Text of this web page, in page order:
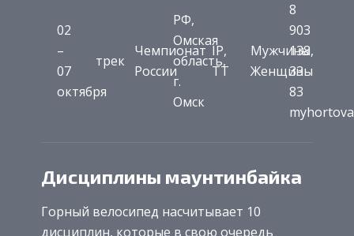
02
–
07
октября
трек
Чемпионат
России
РФ,
Омская
область,
г.
Омск
IP,
TT
Мужчины,
Женщины
8
903
138
33
83
Дисциплины маунтинбайка
Горный велосипед насчитывает 10
дисциплин, которые в свою очередь